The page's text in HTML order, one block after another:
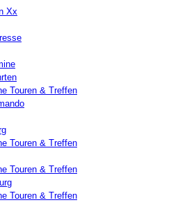
Xx
Touren & Treffen
Touren & Treffen
Touren & Treffen
Touren & Treffen